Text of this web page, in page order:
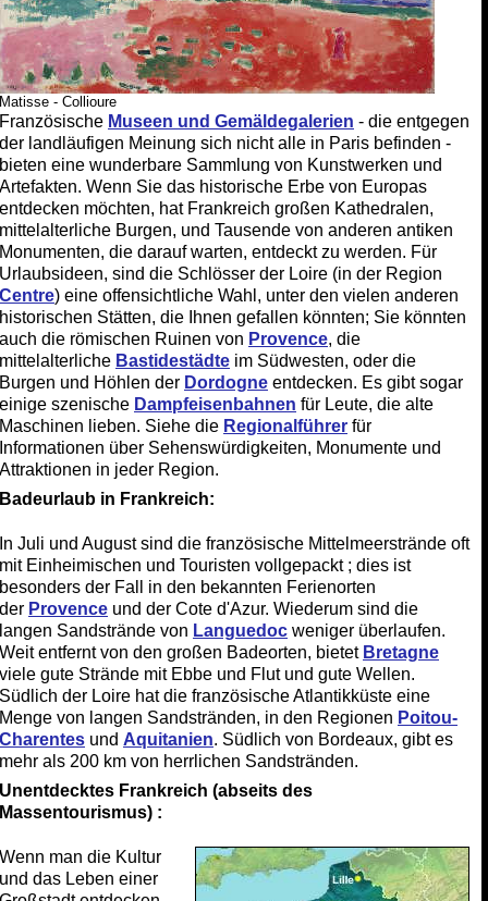
Matisse - Collioure
Französische Museen und Gemäldegalerien - die entgegen
der landläufigen Meinung sich nicht alle in Paris befinden -
bieten eine wunderbare Sammlung von Kunstwerken und
Artefakten. Wenn Sie das historische Erbe von Europas
entdecken möchten, hat Frankreich großen Kathedralen,
mittelalterliche Burgen, und Tausende von anderen antiken
Monumenten, die darauf warten, entdeckt zu werden. Für
Urlaubsideen, sind die Schlösser der Loire (in der Region
Centre) eine offensichtliche Wahl, unter den vielen anderen
historischen Stätten, die Ihnen gefallen könnten; Sie könnten
auch die römischen Ruinen von Provence, die
mittelalterliche Bastidestädte im Südwesten, oder die
Burgen und Höhlen der Dordogne entdecken. Es gibt sogar
einige szenische Dampfeisenbahnen für Leute, die alte
Maschinen lieben. Siehe die Regionalführer für
Informationen über Sehenswürdigkeiten, Monumente und
Attraktionen in jeder Region.
Badeurlaub in Frankreich:
In Juli und August sind die französische Mittelmeerstrände oft
mit Einheimischen und Touristen vollgepackt ; dies ist
besonders der Fall in den bekannten Ferienorten
der Provence und der Cote d'Azur. Wiederum sind die
langen Sandstrände von Languedoc weniger überlaufen.
Weit entfernt von den großen Badeorten, bietet Bretagne
viele gute Strände mit Ebbe und Flut und gute Wellen.
Südlich der Loire hat die französische Atlantikküste eine
Menge von langen Sandstränden, in den Regionen Poitou-
Charentes und Aquitanien. Südlich von Bordeaux, gibt es
mehr als 200 km von herrlichen Sandstränden.
Unentdecktes Frankreich (abseits des
Massentourismus) :
Wenn man die Kultur
und das Leben einer